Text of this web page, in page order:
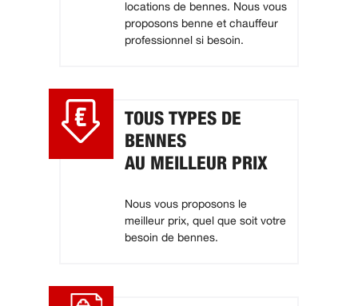
locations de bennes. Nous vous
proposons benne et chauffeur
professionnel si besoin.
TOUS TYPES DE
BENNES
AU MEILLEUR PRIX
Nous vous proposons le
meilleur prix, quel que soit votre
besoin de bennes.